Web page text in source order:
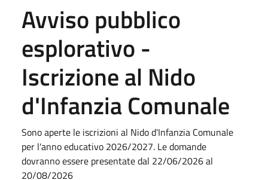
Avviso pubblico
esplorativo -
Iscrizione al Nido
d'Infanzia Comunale
Sono aperte le iscrizioni al Nido d'Infanzia Comunale
per l'anno educativo 2026/2027. Le domande
dovranno essere presentate dal 22/06/2026 al
20/08/2026